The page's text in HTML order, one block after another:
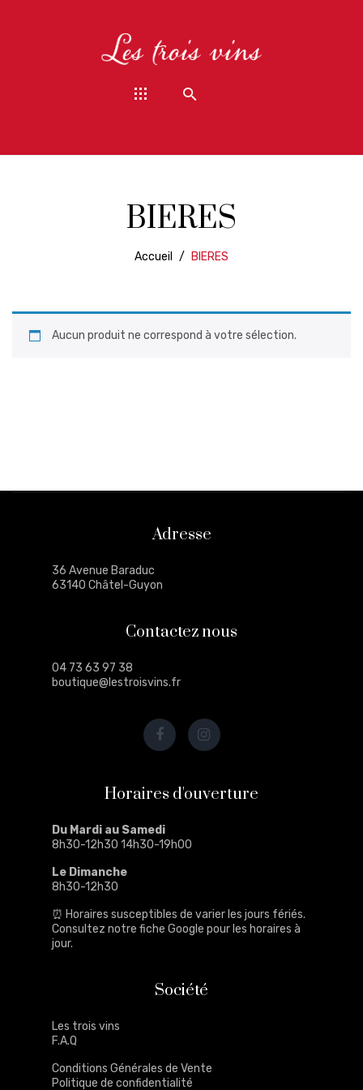
BIERES
Accueil / BIERES
Aucun produit ne correspond à votre sélection.
Adresse
36 Avenue Baraduc
63140 Châtel-Guyon
Contactez nous
04 73 63 97 38
boutique@lestroisvins.fr
Horaires d'ouverture
Du Mardi au Samedi
8h30-12h30 14h30-19h00
Le Dimanche
8h30-12h30
⏰ Horaires susceptibles de varier les jours fériés.
Consultez notre fiche Google pour les horaires à
jour.
Société
Les trois vins
F.A.Q
Conditions Générales de Vente
Politique de confidentialité